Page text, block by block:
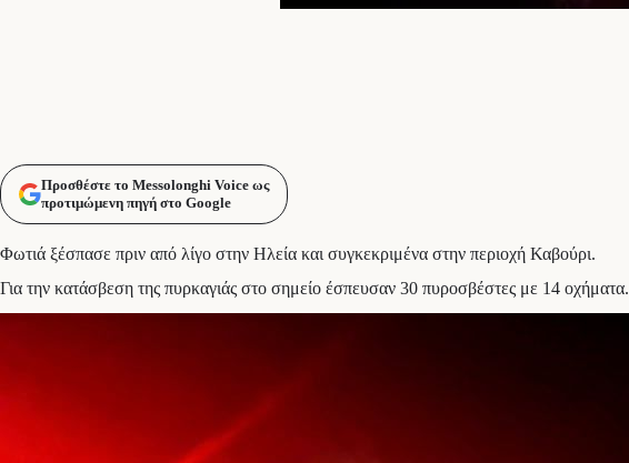
Προσθέστε το Messolonghi Voice ως
προτιμώμενη πηγή στο Google
Φωτιά ξέσπασε πριν από λίγο στην Ηλεία και συγκεκριμένα στην περιοχή Καβούρι.
Για την κατάσβεση της πυρκαγιάς στο σημείο έσπευσαν 30 πυροσβέστες με 14 οχήματα.